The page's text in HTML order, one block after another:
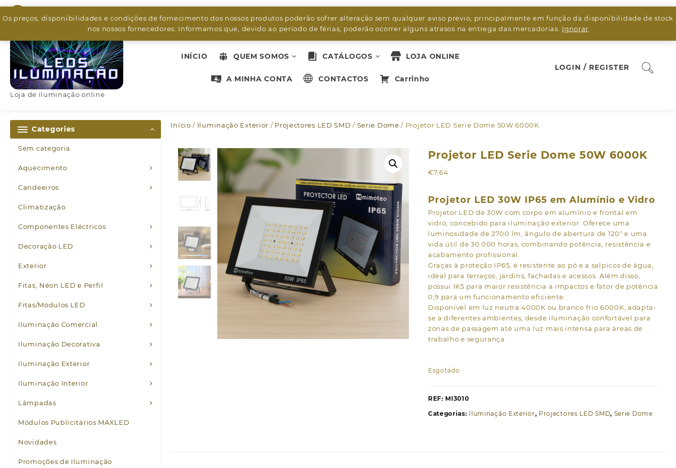
Os preços, disponibilidades e condições de fornecimento dos nossos produtos poderão sofrer alteração sem qualquer aviso prévio, principalmente em função da disponibilidade de stock
nos nossos fornecedores. Informamos que, devido ao período de férias, poderão ocorrer alguns atrasos na entrega das mercadorias. Ignorar
Skip
to
Loja de iluminação online
INÍCIO QUEM SOMOS CATÁLOGOS LOJA ONLINE
A MINHA CONTA CONTACTOS Carrinho
LOGIN / REGISTER
Categories
Sem categoria
Aquecimento
Candeeiros
Climatização
Componentes Eléctricos
Decoração LED
Exterior
Fitas, Néon LED e Perfil
Fitas/Módulos LED
Iluminação Comercial
Iluminação Decorativa
Iluminação Exterior
Iluminação Interior
Lâmpadas
Módulos Publicitários MAXLED
Novidades
Promoções de Iluminação
Início / Iluminação Exterior / Projectores LED SMD / Serie Dome / Projetor LED Serie Dome 50W 6000K
Projetor LED Serie Dome 50W 6000K
€7,64
Projetor LED 30W IP65 em Alumínio e Vidro
Projetor LED de 30W com corpo em alumínio e frontal em
vidro, concebido para iluminação exterior. Oferece uma
luminosidade de 2700 lm, ângulo de abertura de 120° e uma
vida útil de 30.000 horas, combinando potência, resistência e
acabamento profissional.
Graças à proteção IP65, é resistente ao pó e a salpicos de água,
ideal para terraços, jardins, fachadas e acessos. Além disso,
possui IK5 para maior resistência a impactos e fator de potência
0,9 para um funcionamento eficiente.
Disponível em luz neutra 4000K ou branco frio 6000K, adapta-
se a diferentes ambientes, desde iluminação confortável para
zonas de passagem até uma luz mais intensa para áreas de
trabalho e segurança.
Esgotado
REF: MI3010
Categorias: Iluminação Exterior, Projectores LED SMD, Serie Dome